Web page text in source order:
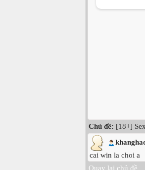
Chủ đề: [18+]
cai win la choi a
Quay lại chủ đề